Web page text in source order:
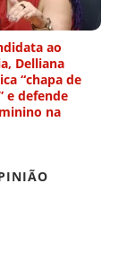
ao
Delliana
“chapa de
e defende
na